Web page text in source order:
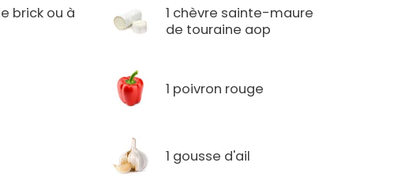
brick ou à
1 chèvre sainte-maure
de touraine aop
1 poivron rouge
1 gousse d'ail